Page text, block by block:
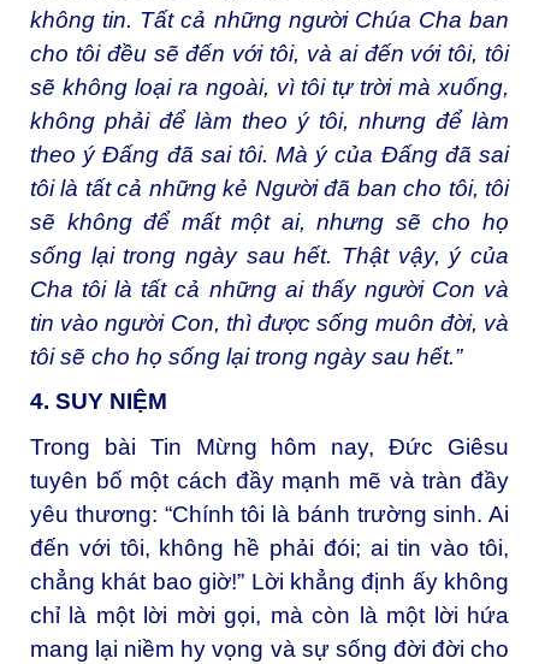
không tin. Tất cả những người Chúa Cha ban
cho tôi đều sẽ đến với tôi, và ai đến với tôi, tôi
sẽ không loại ra ngoài, vì tôi tự trời mà xuống,
không phải để làm theo ý tôi, nhưng để làm
theo ý Đấng đã sai tôi. Mà ý của Đấng đã sai
tôi là tất cả những kẻ Người đã ban cho tôi, tôi
sẽ không để mất một ai, nhưng sẽ cho họ
sống lại trong ngày sau hết. Thật vậy, ý của
Cha tôi là tất cả những ai thấy người Con và
tin vào người Con, thì được sống muôn đời, và
tôi sẽ cho họ sống lại trong ngày sau hết.”
4. SUY NIỆM
Trong bài Tin Mừng hôm nay, Đức Giêsu
tuyên bố một cách đầy mạnh mẽ và tràn đầy
yêu thương: “Chính tôi là bánh trường sinh. Ai
đến với tôi, không hề phải đói; ai tin vào tôi,
chẳng khát bao giờ!” Lời khẳng định ấy không
chỉ là một lời mời gọi, mà còn là một lời hứa
mang lại niềm hy vọng và sự sống đời đời cho